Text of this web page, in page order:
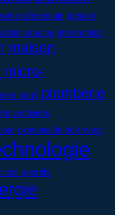
décennale gestion
douche intervention
maison
micro-
paris plomberie
vestiaires
plombier ile-de-france
sportifs